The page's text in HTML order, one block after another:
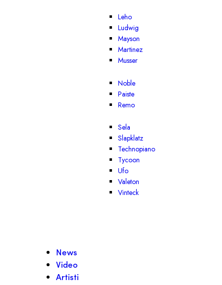
Leho
Ludwig
Mayson
Martinez
Musser
Noble
Paiste
Remo
Sela
Slapklatz
Technopiano
Tycoon
Ufo
Valeton
Vinteck
News
Video
Artisti